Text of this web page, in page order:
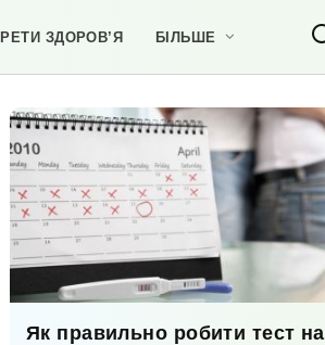
ЗДОРОВ’Я БІЛЬШЕ
Як правильно робити тест на